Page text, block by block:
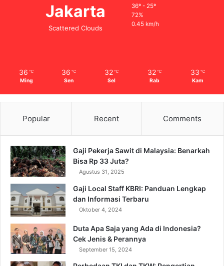
Jakarta
Scattered Clouds
36º - 25º
72%
0.45 km/h
36 ℃
Ming
36 ℃
Sen
32 ℃
Sel
32 ℃
Rab
33 ℃
Kam
Popular Recent Comments
Gaji Pekerja Sawit di Malaysia: Benarkah
Bisa Rp 33 Juta?
Agustus 31, 2025
Gaji Local Staff KBRI: Panduan Lengkap
dan Informasi Terbaru
Oktober 4, 2024
Duta Apa Saja yang Ada di Indonesia?
Cek Jenis & Perannya
September 15, 2024